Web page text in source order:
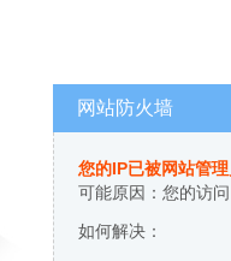
网站防火墙
您的IP已被网站管
可能原因：您的访
如何解决：